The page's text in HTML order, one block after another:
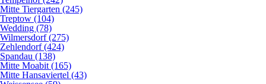
Mitte Tiergarten (245)
Treptow (104)
Wedding (78)
Wilmersdorf (275)
Zehlendorf (424)
Spandau (138)
Mitte Moabit (165)
Mitte Hansaviertel (43)